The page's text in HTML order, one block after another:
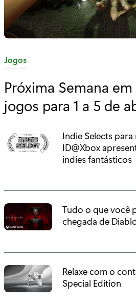
C
t
e
g
Jogos
Próxima Semana
jogos para 1 a 5 de
Indie Selects
ID@Xbox
indies fantásticos
Tudo o que você
chegada de
Relaxe com o
Special Edition